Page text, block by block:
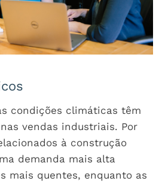
condições climáticas têm
vendas industriais. Por
à construção
demanda mais alta
mais quentes, enquanto as